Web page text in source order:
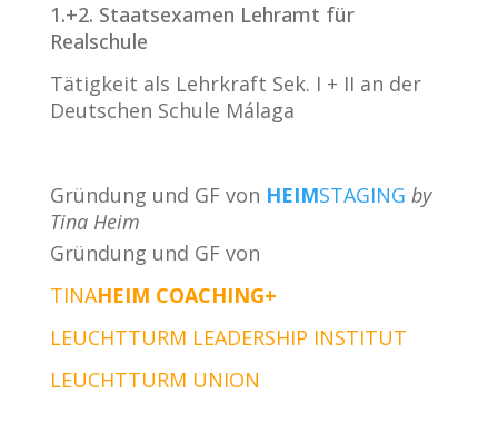
1.+2. Staatsexamen Lehramt für
Realschule
Tätigkeit als Lehrkraft Sek. I + II an der
Deutschen Schule Málaga
Gründung und GF von HEIMSTAGING by
Tina Heim
Gründung und GF von
TINAHEIM COACHING+
LEUCHTTURM LEADERSHIP INSTITUT
LEUCHTTURM UNION